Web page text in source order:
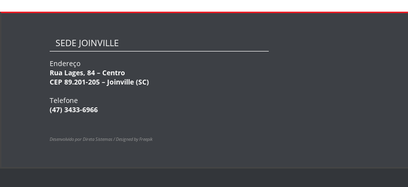
SEDE JOINVILLE
Endereço
Rua Lages, 84 – Centro
CEP 89.201-205 – Joinville (SC)
Telefone
(47) 3433-6966
Desenvolvido por Direta Sistemas /Designed by Freepik